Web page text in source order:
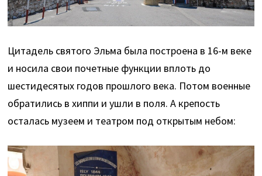
Цитадель святого Эльма была построена в 16-м веке
и носила свои почетные функции вплоть до
шестидесятых годов прошлого века. Потом военные
обратились в хиппи и ушли в поля. А крепость
осталась музеем и театром под открытым небом: